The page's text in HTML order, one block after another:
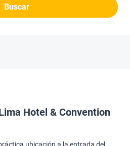
Buscar
Hotel & Convention